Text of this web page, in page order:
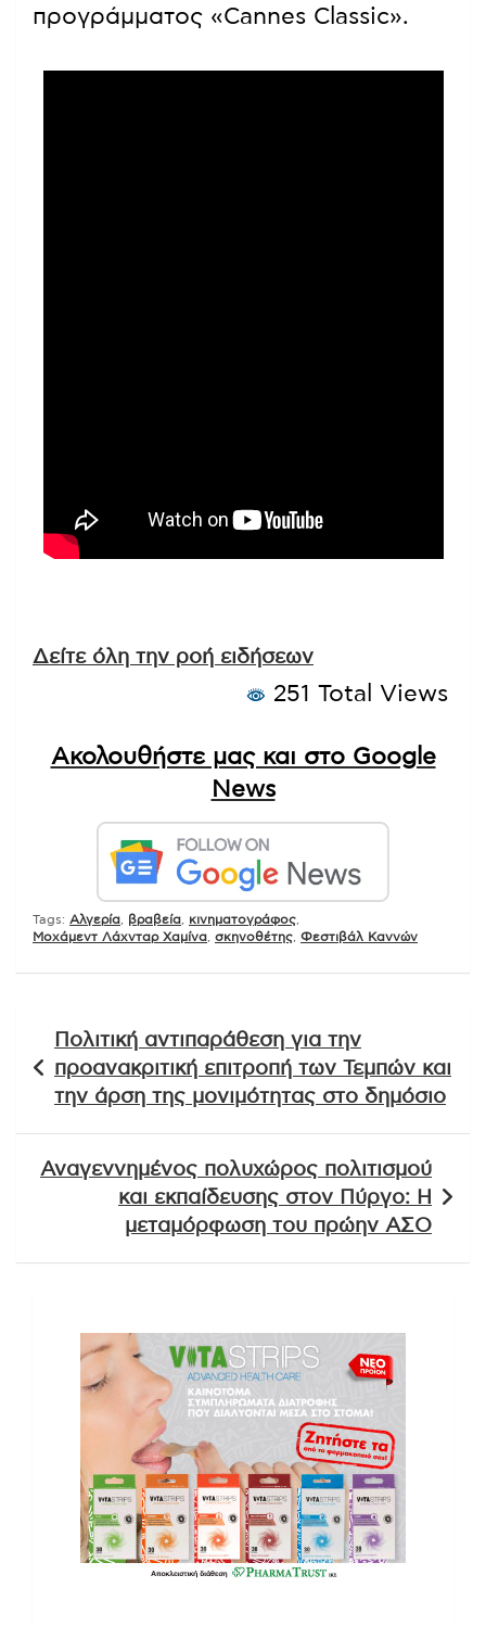
προγράμματος «Cannes Classic».
Δείτε όλη την ροή ειδήσεων
251 Total Views
Ακολουθήστε μας και στο Google
News
Tags: Αλγερία βραβεία κινηματογράφος
Μοχάμεντ Λάχνταρ Χαμίνα σκηνοθέτης Φεστιβάλ Καννών
άρθρων
Πολιτική αντιπαράθεση για την
προανακριτική επιτροπή των Τεμπών και
την άρση της μονιμότητας στο δημόσιο
Αναγεννημένος πολυχώρος πολιτισμού
και εκπαίδευσης στον Πύργο: Η
μεταμόρφωση του πρώην ΑΣΟ